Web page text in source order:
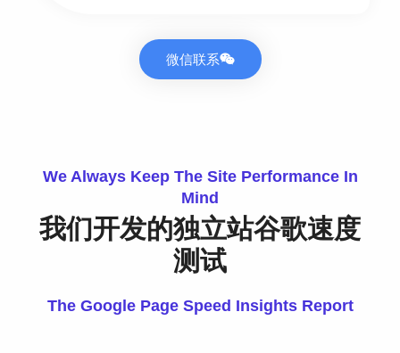
微信联系
We Always Keep The Site Performance In
Mind
我们开发的独立站谷歌速度
测试
The Google Page Speed Insights Report